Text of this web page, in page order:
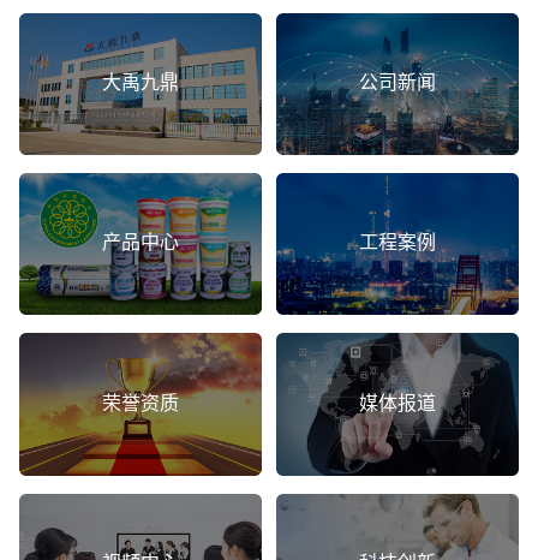
大禹九鼎 公司新闻
产品中心 工程案例
荣誉资质 媒体报道